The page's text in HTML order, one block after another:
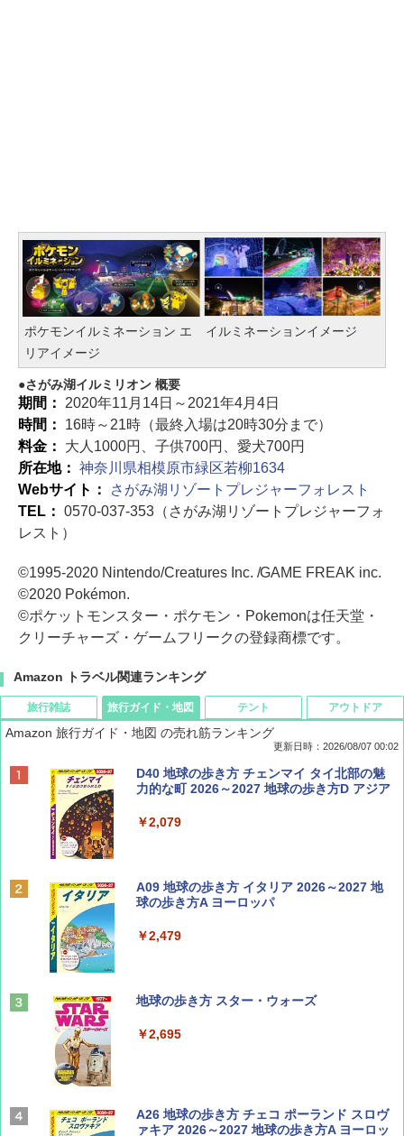
ポケモンイルミネーション エ
リアイメージ
イルミネーションイメージ
さがみ湖イルミリオン 概要
期間： 2020年11月14日～2021年4月4日
時間： 16時～21時（最終入場は20時30分まで）
料金： 大人1000円、子供700円、愛犬700円
所在地： 神奈川県相模原市緑区若柳1634
Webサイト：
さがみ湖リゾートプレジャーフォレスト
TEL： 0570-037-353（さがみ湖リゾートプレジャーフォ
レスト）
©1995-2020 Nintendo/Creatures Inc. /GAME FREAK inc.
©2020 Pokémon.
©ポケットモンスター・ポケモン・Pokemonは任天堂・
クリーチャーズ・ゲームフリークの登録商標です。
Amazon トラベル関連ランキング
旅行雑誌
ディズニーファン ２０２６年 ９月号 [雑
誌] (ＤＩＳＮＥＹ ＦＡＮ)
￥713
BE-PAL(ビ-パル) 2026年 9 月号【特別付録:
SOTO ミニマル"旅"財布 ランダム2種】
￥1,500
山と溪谷 2026年8月号「南アルプス大全」
￥1,540
Coyote No.89 特集 星野道夫 夢見る旅
旅行ガイド・地図
Amazon 旅行ガイド・地図 の売れ筋ランキング
更新日時：2026/08/07 00:02
D40 地球の歩き方 チェンマイ タイ北部の魅
力的な町 2026～2027 地球の歩き方D アジア
￥2,079
A09 地球の歩き方 イタリア 2026～2027 地
球の歩き方A ヨーロッパ
￥2,479
地球の歩き方 スター・ウォーズ
￥2,695
A26 地球の歩き方 チェコ ポーランド スロヴ
ァキア 2026～2027 地球の歩き方A ヨーロッ
テント アウトドア